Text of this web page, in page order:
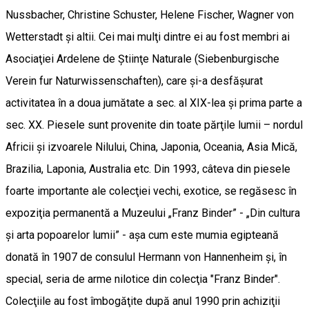
Nussbacher, Christine Schuster, Helene Fischer, Wagner von
Wetterstadt şi altii. Cei mai mulţi dintre ei au fost membri ai
Asociaţiei Ardelene de Ştiinţe Naturale (Siebenburgische
Verein fur Naturwissenschaften), care şi-a desfăşurat
activitatea în a doua jumătate a sec. al XIX-lea şi prima parte a
sec. XX. Piesele sunt provenite din toate părţile lumii – nordul
Africii şi izvoarele Nilului, China, Japonia, Oceania, Asia Mică,
Brazilia, Laponia, Australia etc. Din 1993, câteva din piesele
foarte importante ale colecţiei vechi, exotice, se regăsesc în
expoziţia permanentă a Muzeului „Franz Binder” - „Din cultura
şi arta popoarelor lumii” - aşa cum este mumia egipteană
donată în 1907 de consulul Hermann von Hannenheim şi, în
special, seria de arme nilotice din colecţia "Franz Binder".
Colecţiile au fost îmbogăţite după anul 1990 prin achiziţii